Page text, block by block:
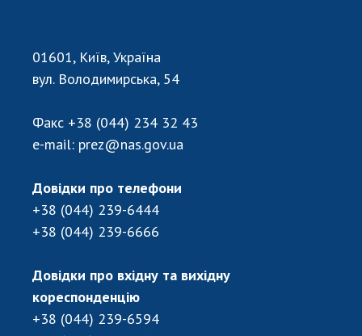
МЕДІА ПРО НАС
КОНТАКТИ
ПРОФСПІЛКА НАН УКРАЇНИ
КАБІНЕТ
01601, Київ, Україна
вул. Володимирська, 54
Факс +38 (044) 234 32 43
e-mail: prez@nas.gov.ua
Довідки про телефони
+38 (044) 239-6444
+38 (044) 239-6666
Довідки про вхідну та вихідну
кореспонденцію
+38 (044) 239-6594